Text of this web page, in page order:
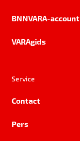
BNNVARA-account
VARAgids
Service
Contact
Pers